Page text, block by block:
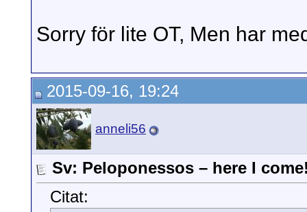
Sorry för lite OT, Men har
2015-09-16, 19:24
anneli56
Sv: Peloponessos – here I
Citat: